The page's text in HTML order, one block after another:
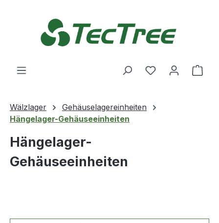
Du hast 0
Wälzlager
Gehäuselagereinheiten
Hängelager-Gehäuseeinheiten
Hängelager-
Gehäuseeinheiten